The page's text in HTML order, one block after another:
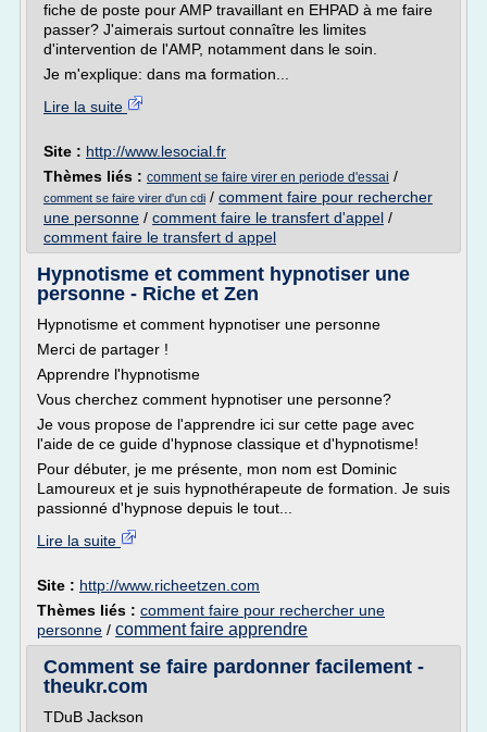
fiche de poste pour AMP travaillant en EHPAD à me faire
passer? J'aimerais surtout connaître les limites
d'intervention de l'AMP, notamment dans le soin.
Je m'explique: dans ma formation...
Lire la suite
Site : http://www.lesocial.fr
Thèmes liés : comment se faire virer en periode d'essai /
comment se faire virer d'un cdi / comment faire pour rechercher
une personne / comment faire le transfert d'appel /
comment faire le transfert d appel
Hypnotisme et comment hypnotiser une
personne - Riche et Zen
Hypnotisme et comment hypnotiser une personne
Merci de partager !
Apprendre l'hypnotisme
Vous cherchez comment hypnotiser une personne?
Je vous propose de l'apprendre ici sur cette page avec
l'aide de ce guide d'hypnose classique et d'hypnotisme!
Pour débuter, je me présente, mon nom est Dominic
Lamoureux et je suis hypnothérapeute de formation. Je suis
passionné d'hypnose depuis le tout...
Lire la suite
Site : http://www.richeetzen.com
Thèmes liés : comment faire pour rechercher une
personne / comment faire apprendre
Comment se faire pardonner facilement -
theukr.com
TDuB Jackson